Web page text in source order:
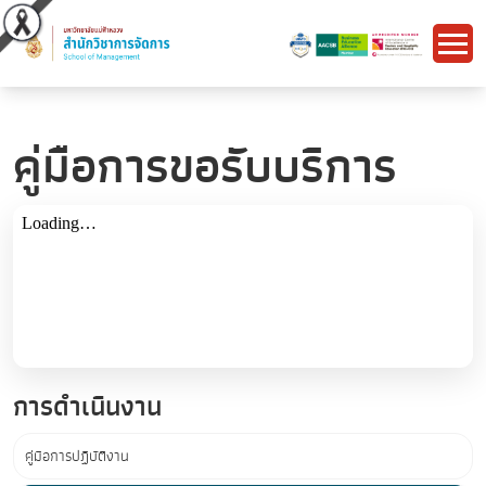
คู่มือการขอรับบริการ
การดำเนินงาน
คู่มือการปฏิบัติงาน